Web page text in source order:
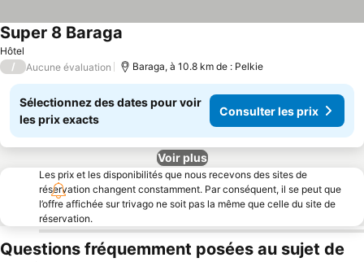
Hôtel
Super 8 Baraga
/ Aucune évaluation Baraga, à 10.8 km de : Pelkie
Sélectionnez des dates pour voir
les prix exacts
Consulter les prix
Voir plus
Les prix et les disponibilités que nous recevons des sites de
réservation changent constamment. Par conséquent, il se peut que
l’offre affichée sur trivago ne soit pas la même que celle du site de
réservation.
Questions fréquemment posées au sujet de